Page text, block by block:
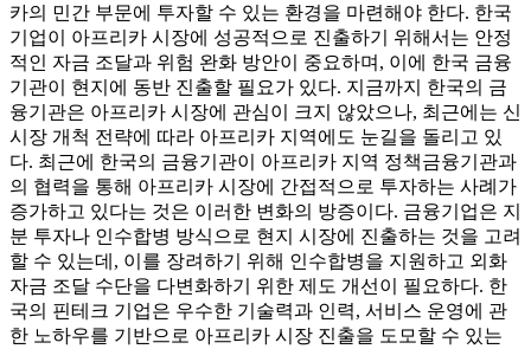
카의 민간 부문에 투자할 수 있는 환경을 마련해야 한다. 한국
기업이 아프리카 시장에 성공적으로 진출하기 위해서는 안정
적인 자금 조달과 위험 완화 방안이 중요하며, 이에 한국 금융
기관이 현지에 동반 진출할 필요가 있다. 지금까지 한국의 금
융기관은 아프리카 시장에 관심이 크지 않았으나, 최근에는 신
시장 개척 전략에 따라 아프리카 지역에도 눈길을 돌리고 있
다. 최근에 한국의 금융기관이 아프리카 지역 정책금융기관과
의 협력을 통해 아프리카 시장에 간접적으로 투자하는 사례가
증가하고 있다는 것은 이러한 변화의 방증이다. 금융기업은 지
분 투자나 인수합병 방식으로 현지 시장에 진출하는 것을 고려
할 수 있는데, 이를 장려하기 위해 인수합병을 지원하고 외화
자금 조달 수단을 다변화하기 위한 제도 개선이 필요하다. 한
국의 핀테크 기업은 우수한 기술력과 인력, 서비스 운영에 관
한 노하우를 기반으로 아프리카 시장 진출을 도모할 수 있는